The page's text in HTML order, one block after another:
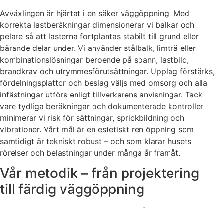
Avväxlingen är hjärtat i en säker väggöppning. Med
korrekta lastberäkningar dimensionerar vi balkar och
pelare så att lasterna fortplantas stabilt till grund eller
bärande delar under. Vi använder stålbalk, limträ eller
kombinationslösningar beroende på spann, lastbild,
brandkrav och utrymmesförutsättningar. Upplag förstärks,
fördelningsplattor och beslag väljs med omsorg och alla
infästningar utförs enligt tillverkarens anvisningar. Tack
vare tydliga beräkningar och dokumenterade kontroller
minimerar vi risk för sättningar, sprickbildning och
vibrationer. Vårt mål är en estetiskt ren öppning som
samtidigt är tekniskt robust – och som klarar husets
rörelser och belastningar under många år framåt.
Vår metodik – från projektering
till färdig väggöppning